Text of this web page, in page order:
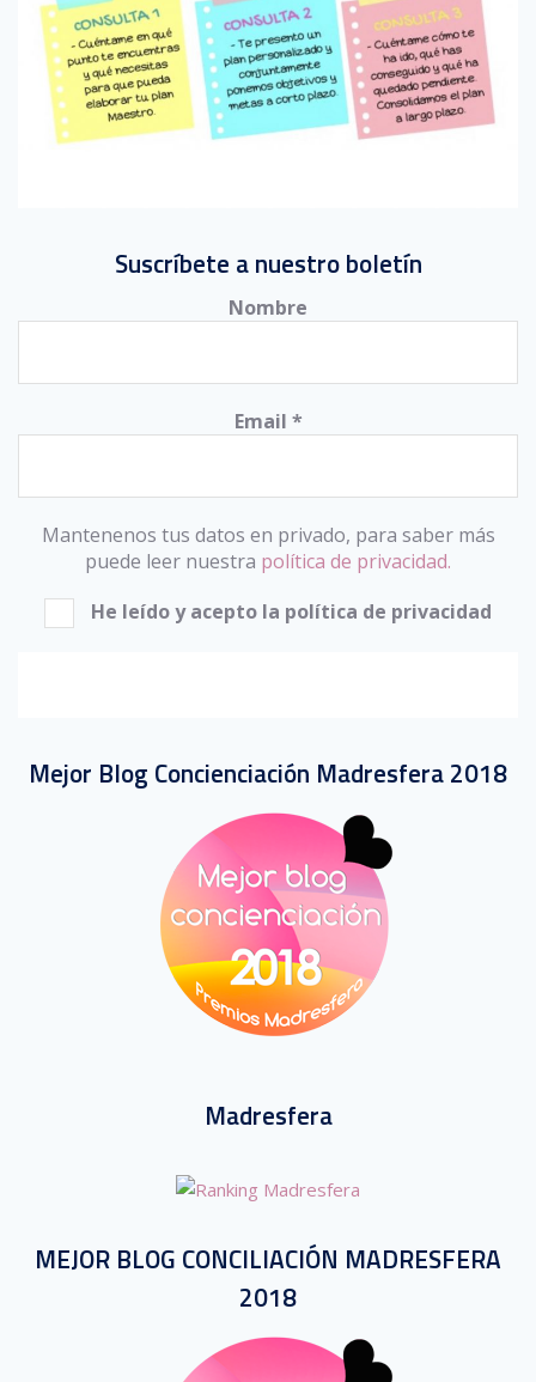
Suscríbete a nuestro boletín
Nombre
Email *
Mantenenos tus datos en privado, para saber más
puede leer nuestra política de privacidad.
He leído y acepto la política de privacidad
Mejor Blog Concienciación Madresfera 2018
Madresfera
MEJOR BLOG CONCILIACIÓN MADRESFERA
2018